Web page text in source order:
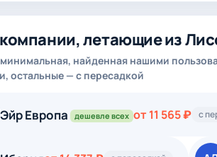
летающие из
найденная нашими
остальные — с пересадкой
Эйр Европа дешевле всех от 11 565 ₽ с